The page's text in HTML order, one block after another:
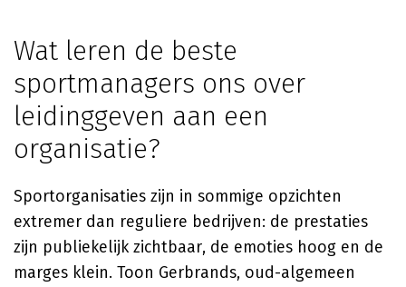
Wat leren de beste
sportmanagers ons over
leidinggeven aan een
organisatie?
Sportorganisaties zijn in sommige opzichten
extremer dan reguliere bedrijven: de prestaties
zijn publiekelijk zichtbaar, de emoties hoog en de
marges klein. Toon Gerbrands, oud-algemeen